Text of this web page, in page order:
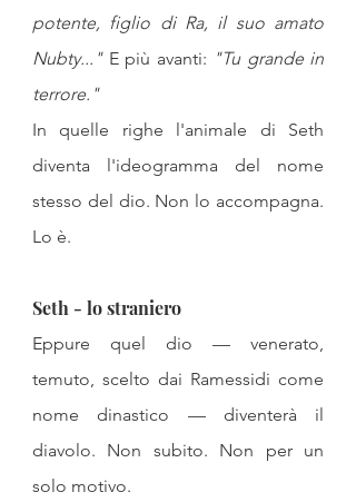
potente, figlio di Ra, il suo amato
Nubty..." E più avanti: "Tu grande in
terrore."
In quelle righe l'animale di Seth
diventa l'ideogramma del nome
stesso del dio. Non lo accompagna.
Lo è.
Seth - lo straniero
Eppure quel dio — venerato,
temuto, scelto dai Ramessidi come
nome dinastico — diventerà il
diavolo. Non subito. Non per un
solo motivo.